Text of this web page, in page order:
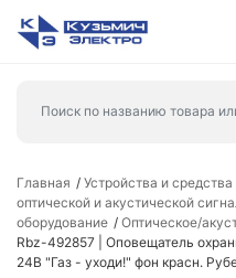
Главная Устройства и
оптической и акустической
оборудование
Оптическое/
Rbz-492857 | Оповещатель
24В "Газ - уходи!" фон красн.